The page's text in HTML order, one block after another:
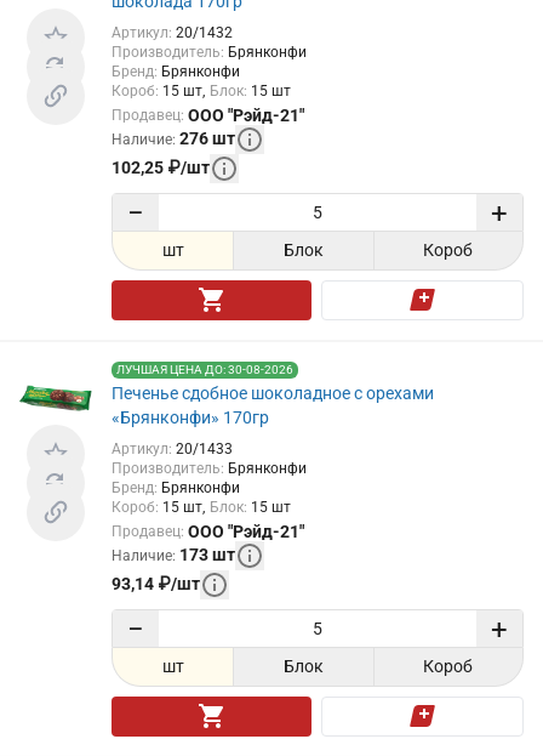
Артикул: 20/1432
Производитель: Брянконфи
Бренд: Брянконфи
Короб: 15 шт Блок: 15 шт
Продавец: ООО "Рэйд-21"
Наличие: 276шт
102,25 ₽/шт
− +
шт Блок Короб
ЛУЧШАЯ ЦЕНА ДО: 30-08-2026
Печенье сдобное шоколадное с орехами
«Брянконфи» 170гр
Артикул: 20/1433
Производитель: Брянконфи
Бренд: Брянконфи
Короб: 15 шт Блок: 15 шт
Продавец: ООО "Рэйд-21"
Наличие: 173шт
93,14 ₽/шт
− +
шт Блок Короб